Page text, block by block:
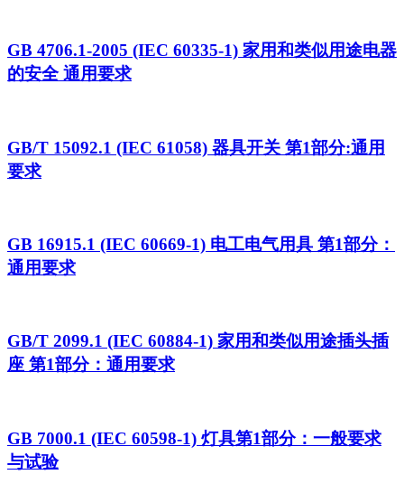
GB 4706.1-2005 (IEC 60335-1) 家用和类似用途电器
的安全 通用要求
GB/T 15092.1 (IEC 61058) 器具开关 第1部分:通用
要求
GB 16915.1 (IEC 60669-1) 电工电气用具 第1部分：
通用要求
GB/T 2099.1 (IEC 60884-1) 家用和类似用途插头插
座 第1部分：通用要求
GB 7000.1 (IEC 60598-1) 灯具第1部分：一般要求
与试验